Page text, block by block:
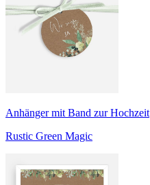
Anhänger mit Band zur Hochzeit
Rustic Green Magic